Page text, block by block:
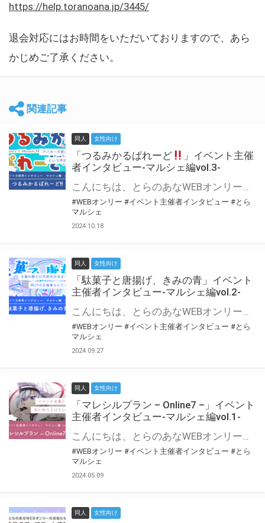
https://help.toranoana.jp/3445/
退会対応にはお時間をいただいておりますので、あら
かじめご了承ください。
関連記事
同人 女性向け
「つるみかるぱれーど
」イベント主催
者インタビュー-マルシェ編vol.3-
こんにちは、とらのあなWEBオンリー運営スタッフです。 新たにお届けする、イベント主催者インタビュー-マルシェ編-は、 とらのあなWEBオンリー「マルシェ」をご利用した主催様に 「マルシェ」を使って開催した感想や心がけをお聞きする企画です。 今回は、WEBオンリー初開催「つるみかるぱれーど
#WEBオンリー #イベント主催者インタビュー #とら
マルシェ
2024.10.18
同人 女性向け
「駄菓子と唐揚げ、きみの青」イベント
主催者インタビュー-マルシェ編vol.2-
こんにちは、とらのあなWEBオンリー運営スタッフです。 新たにお届けする、イベント主催者インタビュー-マルシェ編-は、 とらのあなWEBオンリー「マルシェ」をご利用の主催様に 「マルシェ」を使ってイベントを開催した感想や心がけをお聞きする企画です。 今回は、WEBオンリー初開催「駄菓子と唐揚げ、きみの青」より、 主催のぎこ六屋様にお話を伺いました。 協力：ぎこ六屋様／イベント公式Twitter（@krkgwks） とらのあなWEBオンリー「マルシェ」とは？ WEBオンリーでリアルタイムでコミュニケーションがとれるオンライン会場です。
#WEBオンリー #イベント主催者インタビュー #とら
マルシェ
2024.09.27
同人 女性向け
「マレシルプラン – Online7 –」イベント
主催者インタビュー-マルシェ編vol.1-
こんにちは、とらのあなWEBオンリー運営スタッフです。 新たにお届けする、イベント主催者インタビュー-マルシェ編-は、 とらのあなWEBオンリー「マルシェ」をご利用した主催様に 「マルシェ」を使って開催した感想や心がけをお聞きする企画です。 今回は、WEBオンリー開催7回目迎えた「マレシルプラン – Online7 –」より、 主催の玉川うた様にお話を伺いました。 ▼マレシルプランのインタビュー前回記事 「イベント主催者インタビュー vol.6」はこちら 協力：玉川うた様（マレシルプラン実行委員会 代表）／イベント公式Twitter（@mallesil_plan） とらのあなWEBオンリー「マルシェ」とは？ WEBオンリーでリアルタイムでコミュニケーションがとれるオンライン会場です。
#WEBオンリー #イベント主催者インタビュー #とら
マルシェ
2024.05.09
同人 女性向け